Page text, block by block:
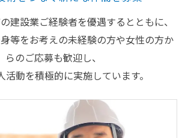
建設業ご経験者を優遇するとともに、
等をお考えの未経験の方や女性の方か
らのご応募も歓迎し、
活動を積極的に実施しています。